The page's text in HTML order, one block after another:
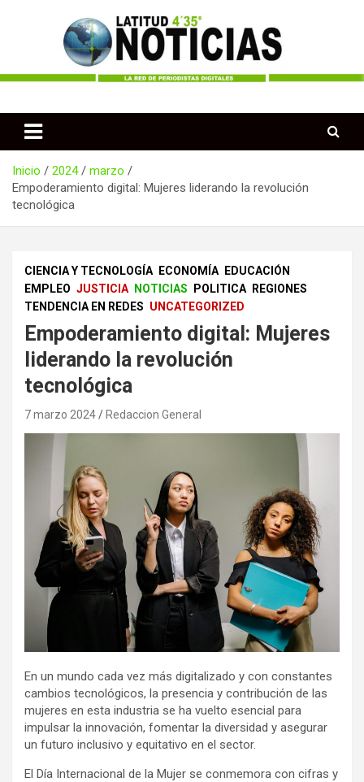
Latitud 435 Noticias
Inicio 2024
marzo
Empoderamiento digital: Mujeres liderando la revolución
tecnológica
CIENCIA Y TECNOLOGÍA ECONOMÍA
EDUCACIÓN
EMPLEO JUSTICIA NOTICIAS POLITICA
REGIONES
TENDENCIA EN REDES UNCATEGORIZED
Empoderamiento digital: Mujeres
liderando la revolución
tecnológica
7 marzo 2024 Redaccion General
En un mundo cada vez más digitalizado y con constantes
cambios tecnológicos, la presencia y contribución de las
mujeres en esta industria se ha vuelto esencial para
impulsar la innovación, fomentar la diversidad y asegurar
un futuro inclusivo y equitativo en el sector.
El Día Internacional de la Mujer se conmemora con cifras y